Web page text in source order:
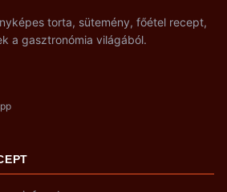
torta, sütemény, főétel recept,
a gasztronómia világából.